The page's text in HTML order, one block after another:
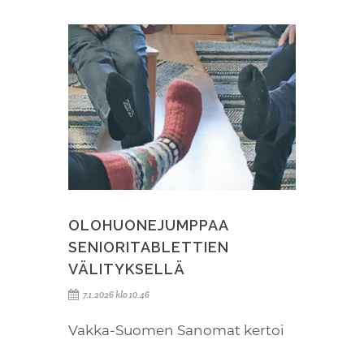
OLOHUONEJUMPPAA
SENIORITABLETTIEN
VÄLITYKSELLÄ
7.1.2026 klo 10.46
Vakka-Suomen Sanomat kertoi